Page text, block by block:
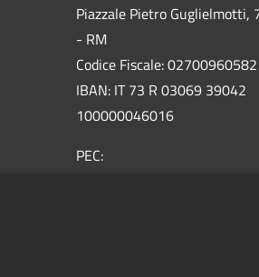
Piazzale Pietro Guglielmotti,
- RM
Codice Fiscale: 02700960582
IBAN: IT 73 R 03069 39042
100000046016
PEC: